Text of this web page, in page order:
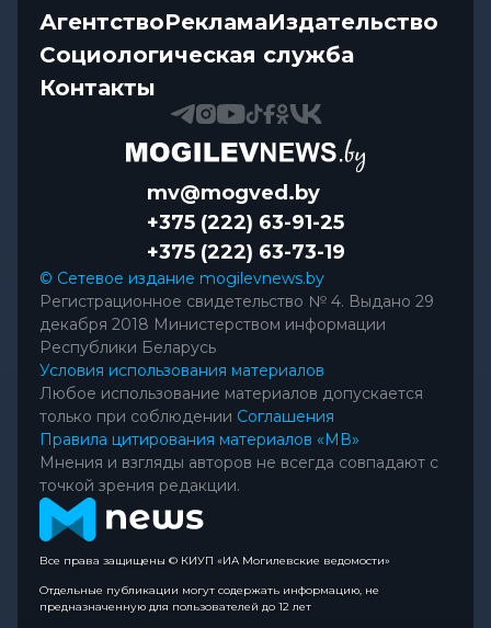
АгентствоРекламаИздательство
Социологическая служба
Контакты
mv@mogved.by
+375 (222) 63-91-25
+375 (222) 63-73-19
© Сетевое издание mogilevnews.by
Регистрационное свидетельство № 4. Выдано 29
декабря 2018 Министерством информации
Республики Беларусь
Условия использования материалов
Любое использование материалов допускается
только при соблюдении Соглашения
Правила цитирования материалов «МВ»
Мнения и взгляды авторов не всегда совпадают с
точкой зрения редакции.
Все права защищены © КИУП «ИА Могилевские ведомости»
Отдельные публикации могут содержать информацию, не
предназначенную для пользователей до 12 лет